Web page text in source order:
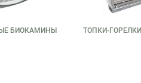
БИОКАМИНЫ ТОПКИ-ГОРЕЛКИ